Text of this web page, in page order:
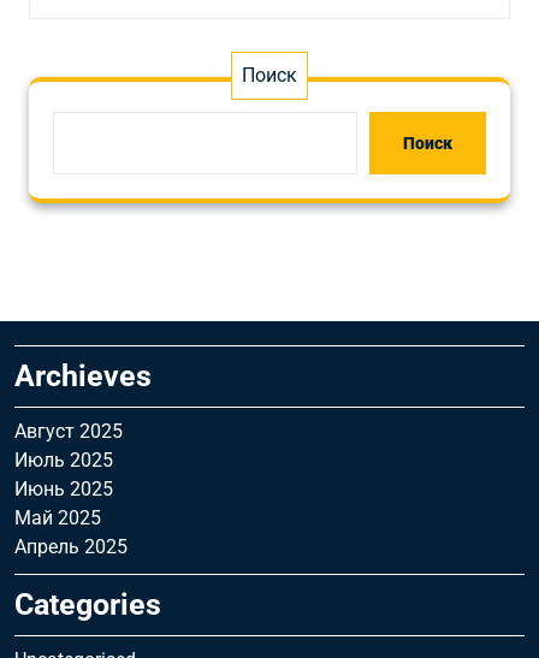
Поиск
Поиск
Archieves
Август 2025
Июль 2025
Июнь 2025
Май 2025
Апрель 2025
Categories